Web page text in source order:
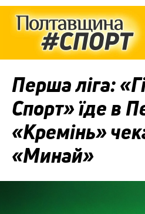
Перша ліга:
Спорт» їде в
«Кремінь»
«Минай»